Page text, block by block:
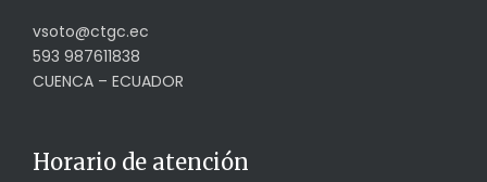
vsoto@ctgc.ec
593 987611838
CUENCA – ECUADOR
Horario de atención